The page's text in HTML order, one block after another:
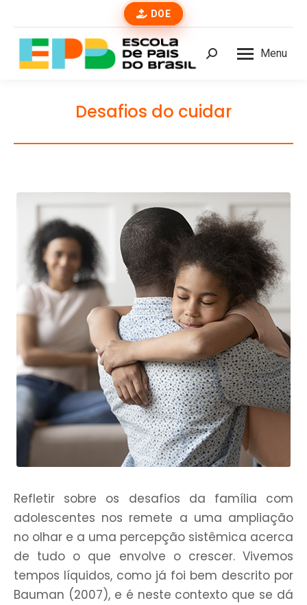
DOE
Menu
Buscar
Desafios do cuidar
Refletir sobre os desafios da família com
adolescentes nos remete a uma ampliação
no olhar e a uma percepção sistêmica acerca
de tudo o que envolve o crescer. Vivemos
tempos líquidos, como já foi bem descrito por
Bauman (2007), e é neste contexto que se dá